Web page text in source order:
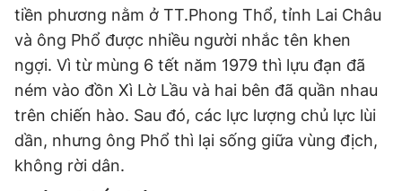
tiền phương nằm ở TT.Phong Thổ, tỉnh Lai Châu
và ông Phổ được nhiều người nhắc tên khen
ngợi. Vì từ mùng 6 tết năm 1979 thì lựu đạn đã
ném vào đồn Xì Lờ Lầu và hai bên đã quần nhau
trên chiến hào. Sau đó, các lực lượng chủ lực lùi
dần, nhưng ông Phổ thì lại sống giữa vùng địch,
không rời dân.